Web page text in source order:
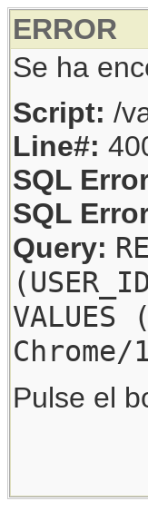
ERROR
Se ha
Script: /
Line#:
SQL
SQL
Query:
Pulse el